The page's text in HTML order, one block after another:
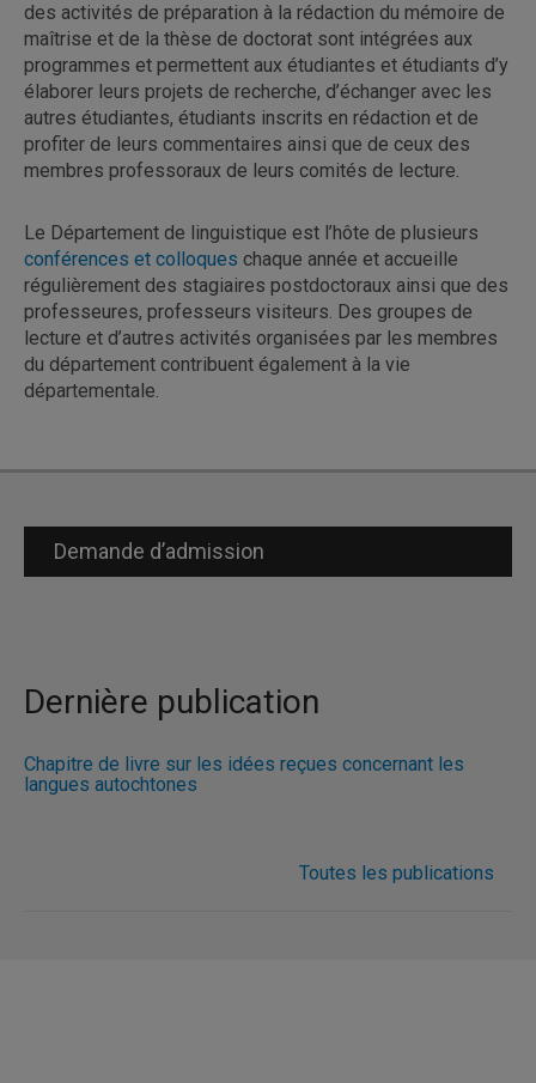
des activités de préparation à la rédaction du mémoire de
maîtrise et de la thèse de doctorat sont intégrées aux
programmes et permettent aux étudiantes et étudiants d’y
élaborer leurs projets de recherche, d’échanger avec les
autres étudiantes, étudiants inscrits en rédaction et de
profiter de leurs commentaires ainsi que de ceux des
membres professoraux de leurs comités de lecture.
Le Département de linguistique est l’hôte de plusieurs
conférences et colloques chaque année et accueille
régulièrement des stagiaires postdoctoraux ainsi que des
professeures, professeurs visiteurs. Des groupes de
lecture et d’autres activités organisées par les membres
du département contribuent également à la vie
départementale.
Demande d’admission
Dernière publication
Chapitre de livre sur les idées reçues concernant les
langues autochtones
Toutes les publications